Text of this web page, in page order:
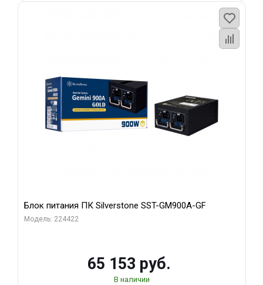
Блок питания ПК Silverstone SST-GM900A-GF
Модель: 224422
65 153 руб.
В наличии